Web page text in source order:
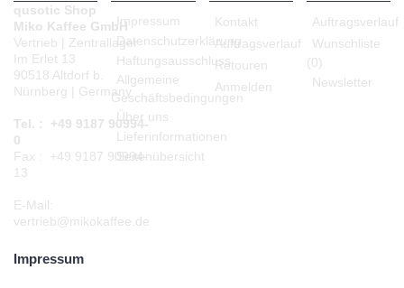
qusotic Shop
Miko Kaffee GmbH
Vertrieb | Zentrallager
Im Erlet 13
90518 Altdorf b.
Nürnberg | Germany
Tel. : +49 9187 90994-
0
Fax : +49 9187 90994-
13
E-Mail:
vertrieb@mikokaffee.de
Impressum
Datenschutzerklärung
Haftungsausschluss
Allgemeine
Geschäftsbedingungen
Über uns
Lieferinformationen
Seitenübersicht
Kontakt
Auftragsverlauf
Retouren
Anmelden
Auftragsverlauf
Wunschliste
(0)
Newsletter
Impressum